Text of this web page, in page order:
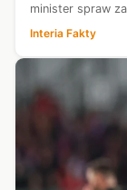
minister spraw
Działania służb
dziesięciu
Interia Fakty